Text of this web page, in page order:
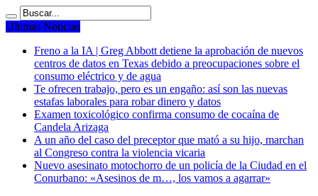
Ultimas Noticias
Freno a la IA | Greg Abbott detiene la aprobación de nuevos
centros de datos en Texas debido a preocupaciones sobre el
consumo eléctrico y de agua
Te ofrecen trabajo, pero es un engaño: así son las nuevas
estafas laborales para robar dinero y datos
Examen toxicológico confirma consumo de cocaína de
Candela Arizaga
A un año del caso del preceptor que mató a su hijo, marchan
al Congreso contra la violencia vicaria
Nuevo asesinato motochorro de un policía de la Ciudad en el
Conurbano: «Asesinos de m…, los vamos a agarrar»